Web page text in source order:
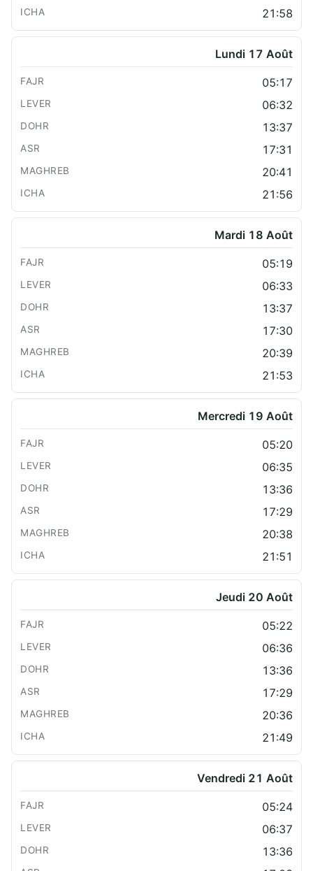
21:58
Lundi 17 Août
05:17
06:32
13:37
17:31
20:41
21:56
Mardi 18 Août
05:19
06:33
13:37
17:30
20:39
21:53
Mercredi 19 Août
05:20
06:35
13:36
17:29
20:38
21:51
Jeudi 20 Août
05:22
06:36
13:36
17:29
20:36
21:49
Vendredi 21 Août
05:24
06:37
13:36